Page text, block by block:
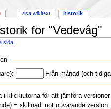
för "Vedevåg"
sida
Från månad (och
i klickrutorna för att jämföra
= skillnad mot nuvarande
visa wikitext historik